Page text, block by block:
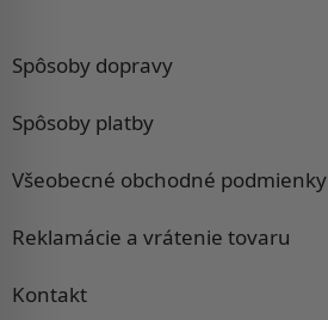
Spôsoby dopravy
Spôsoby platby
Všeobecné obchodné podmienky
Reklamácie a vrátenie tovaru
Kontakt